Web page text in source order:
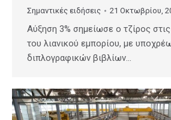
Σημαντικές ειδήσεις 21 Οκτωβρίου,
Αύξηση 3% σημείωσε ο τζίρος στις
του λιανικού εμπορίου, με
διπλογραφικών βιβλίων…